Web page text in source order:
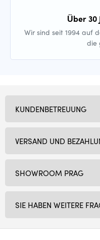
Über 30
Wir sind seit 1994 auf
die
SHOWROOM PRAG
SIE HABEN WEITERE
KUNDENBETREUUNG
VERSAND UND